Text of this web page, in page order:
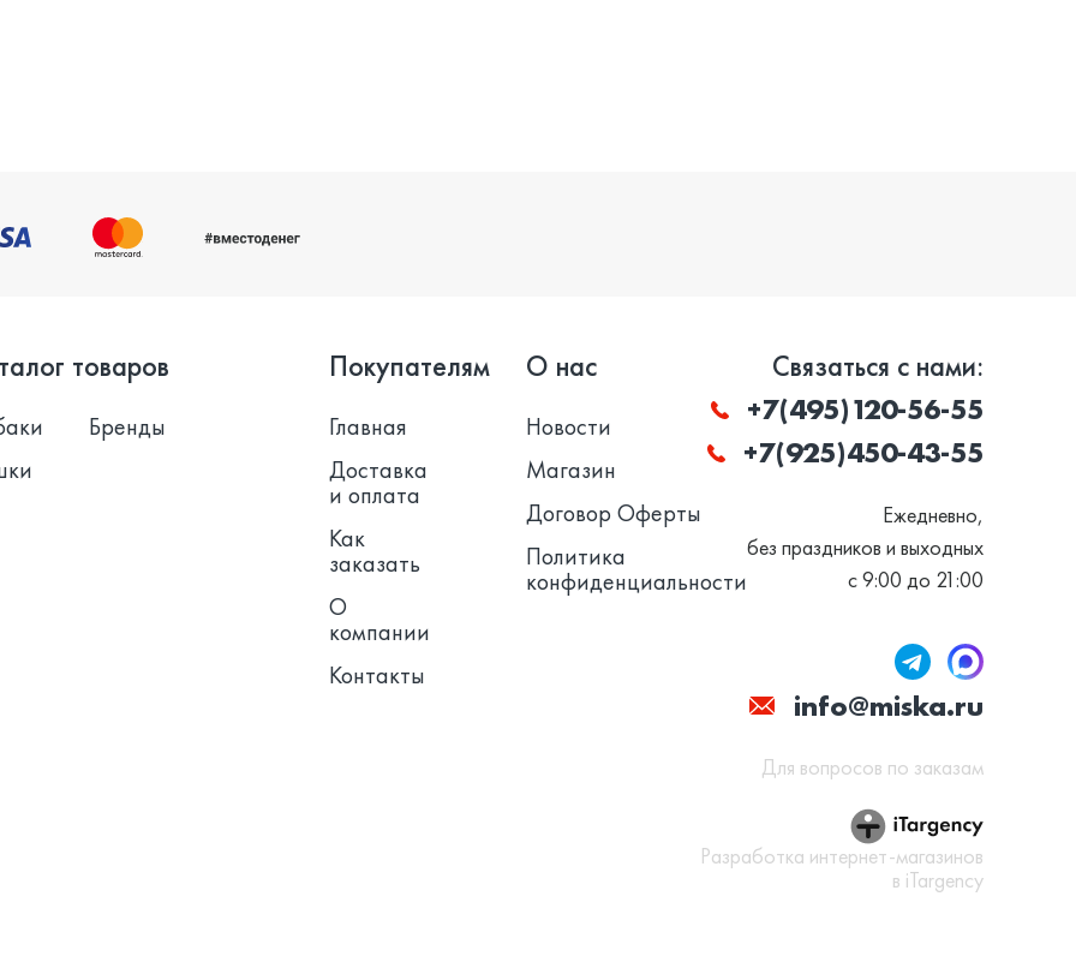
товаров
Бренды
Покупателям
Главная
Доставка
и оплата
Как
заказать
О
компании
Контакты
О нас
Новости
Магазин
Договор Оферты
Политика
конфиденциальности
Связаться с нами:
+7(495)120-56-55
+7(925)450-43-55
Ежедневно,
без праздников и выходных
с 9:00 до 21:00
info@miska.ru
Для вопросов по заказам
Разработка интернет-магазинов
в iTargency